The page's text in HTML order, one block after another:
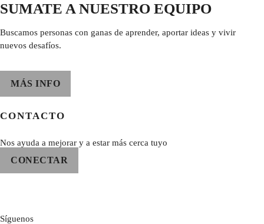
SUMATE A NUESTRO EQUIPO
Buscamos personas con ganas de aprender, aportar ideas y vivir
nuevos desafíos.
MÁS INFO
CONTACTO
Nos ayuda a mejorar y a estar más cerca tuyo
CONECTAR
Síguenos